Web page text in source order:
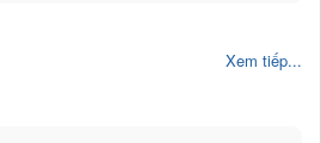
Xem tiếp...